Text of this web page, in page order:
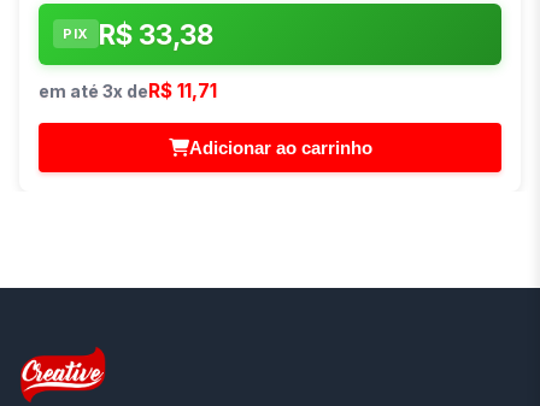
PIX R$ 33,38
em até 3x deR$ 11,71
Adicionar ao carrinho